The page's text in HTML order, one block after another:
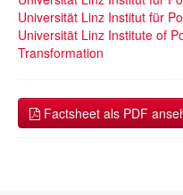
Universität Linz Institut für
Universität Linz Institute of
Transformation
Factsheet als PDF